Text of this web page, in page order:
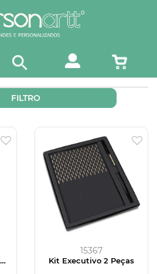
FILTRO
15367
Kit Executivo 2 Peças